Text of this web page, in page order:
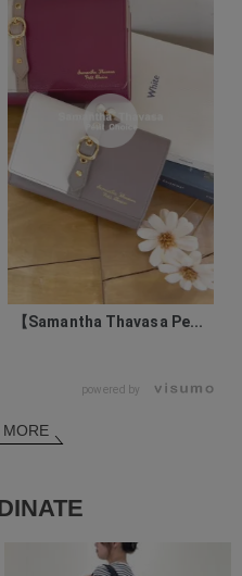
【Samantha Thavasa Pe...
powered by